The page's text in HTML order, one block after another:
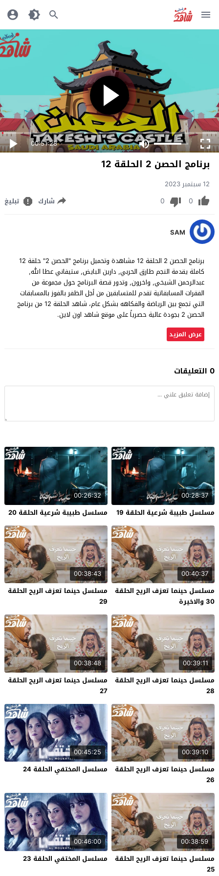
00:51:28
برنامج الحصن 2 الحلقة 12
12 سبتمبر 2023
0
0 شارك تبليغ
SAM
برنامج الحصن 2 الحلقة 12 مشاهدة وتحميل برنامج "الحصن 2" حلقة 12
كاملة يقدمة النجم طارق الحربي, دارين البايض, ستيفاني عطا الله,
عبدالرحمن الشيخي, واخرون, وتدور قصة البرنامج حول مجموعة من
الفقرات المسابقاتية تقدم للمتسابقين من أجل الظفر بالفوز بالمسابقات
التي تجمع بين الرياضة والفكاهه بشكل عام، شاهد الحلقة 12 من برنامج
الحصن 2 بجودة عالية حصرياً على موقع شاهد اون لاين.
عرض المزيد
0 التعليقات
00:28:37
مسلسل طبيبة شرعية الحلقة 19
00:26:32
مسلسل طبيبة شرعية الحلقة 20
00:40:37
مسلسل حينما تعزف الريح الحلقة
30 والاخيرة
00:38:43
مسلسل حينما تعزف الريح الحلقة
29
00:39:11
مسلسل حينما تعزف الريح الحلقة
28
00:38:48
مسلسل حينما تعزف الريح الحلقة
27
00:39:10
مسلسل حينما تعزف الريح الحلقة
26
00:45:25
مسلسل المختفي الحلقة 24
00:38:59
مسلسل حينما تعزف الريح الحلقة
25
00:46:00
مسلسل المختفي الحلقة 23